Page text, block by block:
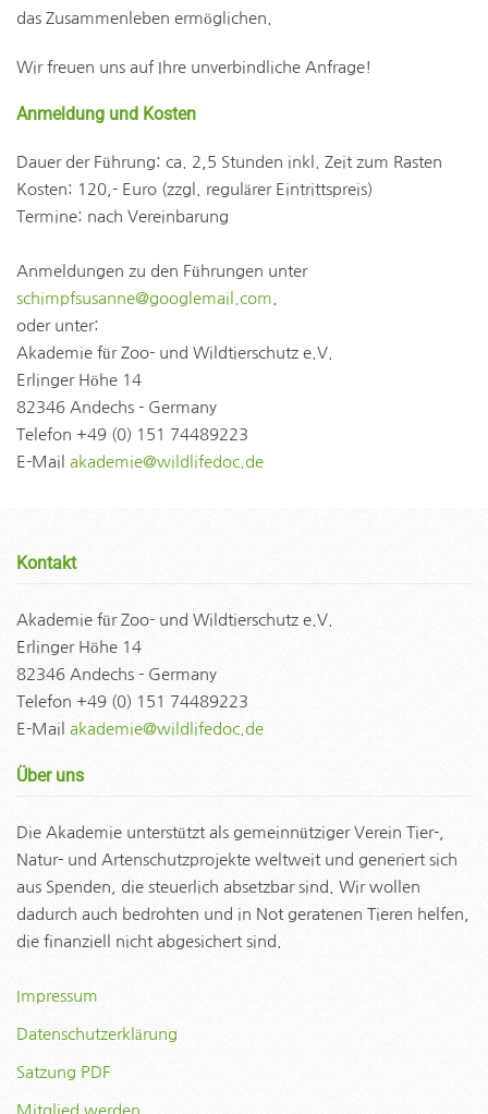
das Zusammenleben ermöglichen.
Wir freuen uns auf Ihre unverbindliche Anfrage!
Anmeldung und Kosten
Dauer der Führung: ca. 2,5 Stunden inkl. Zeit zum Rasten
Kosten: 120,- Euro (zzgl. regulärer Eintrittspreis)
Termine: nach Vereinbarung
Anmeldungen zu den Führungen unter
schimpfsusanne@googlemail.com
oder unter:
Akademie für Zoo- und Wildtierschutz e.V.
Erlinger Höhe 14
82346 Andechs - Germany
Telefon +49 (0) 151 74489223
E-Mail akademie@wildlifedoc.de
Kontakt
Akademie für Zoo- und Wildtierschutz e.V.
Erlinger Höhe 14
82346 Andechs - Germany
Telefon +49 (0) 151 74489223
E-Mail akademie@wildlifedoc.de
Über uns
Die Akademie unterstützt als gemeinnütziger Verein Tier-,
Natur- und Artenschutzprojekte weltweit und generiert sich
aus Spenden, die steuerlich absetzbar sind. Wir wollen
dadurch auch bedrohten und in Not geratenen Tieren helfen,
die finanziell nicht abgesichert sind.
Impressum
Datenschutzerklärung
Satzung PDF
Mitglied werden